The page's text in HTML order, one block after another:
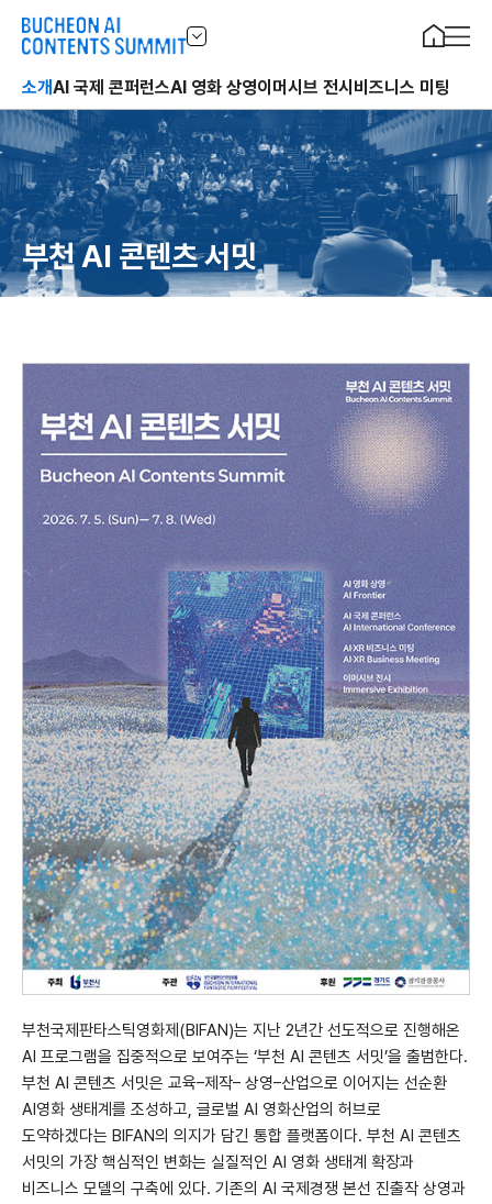
소개AI 국제 콘퍼런스AI 영화 상영이머시브 전시 비즈니스 미팅
부천 AI 콘텐츠 서밋
부천국제판타스틱영화제(BIFAN)는 지난 2년간 선도적으로 진행해온
AI 프로그램을 집중적으로 보여주는 ‘부천 AI 콘텐츠 서밋’을 출범한다.
부천 AI 콘텐츠 서밋은 교육–제작– 상영–산업으로 이어지는 선순환
AI영화 생태계를 조성하고, 글로벌 AI 영화산업의 허브로
도약하겠다는 BIFAN의 의지가 담긴 통합 플랫폼이다. 부천 AI 콘텐츠
서밋의 가장 핵심적인 변화는 실질적인 AI 영화 생태계 확장과
비즈니스 모델의 구축에 있다. 기존의 AI 국제경쟁 본선 진출작 상영과